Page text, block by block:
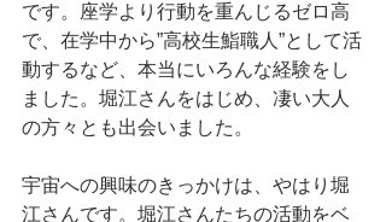
です。座学より行動を重んじるゼロ高
で、在学中から”高校生鮨職人”として活
動するなど、本当にいろんな経験をし
ました。堀江さんをはじめ、凄い大人
の方々とも出会いました。
宇宙への興味のきっかけは、やはり堀
江さんです。堀江さんたちの活動をベ